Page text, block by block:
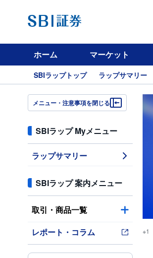
ホーム マーケット
SBIラップトップ ラップサマリー
メニュー・注意事項を閉じる
SBIラップ Myメニュー
ラップサマリー
SBIラップ 案内メニュー
取引・商品一覧
レポート・コラム